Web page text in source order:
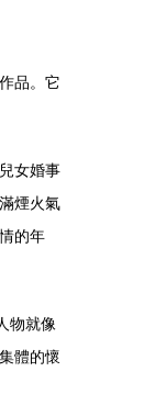
品。它
女婚事
煙火氣
的年
物就像
體的懷